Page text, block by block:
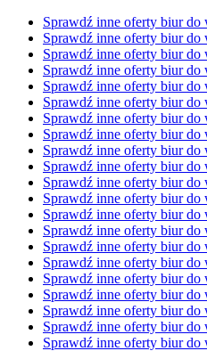
Sprawdź inne oferty biur do
Sprawdź inne oferty biur do
Sprawdź inne oferty biur do
Sprawdź inne oferty biur do
Sprawdź inne oferty biur
Sprawdź inne oferty biur
Sprawdź inne oferty biur do
Sprawdź inne oferty biur
Sprawdź inne oferty biur do
Sprawdź inne oferty biur do
Sprawdź inne oferty biur do
Sprawdź inne oferty biur do
Sprawdź inne oferty biur do
Sprawdź inne oferty biur do
Sprawdź inne oferty biur do
Sprawdź inne oferty biur do
Sprawdź inne oferty biur do
Sprawdź inne oferty biur do
Sprawdź inne oferty biur do
Sprawdź inne oferty biur do
Sprawdź inne oferty biur do